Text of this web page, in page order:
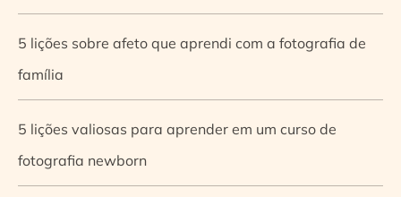
5 lições sobre afeto que aprendi com a fotografia de
família
5 lições valiosas para aprender em um curso de
fotografia newborn